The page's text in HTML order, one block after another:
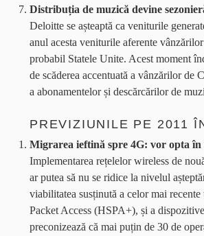
Distribuția de muzică devine
Deloitte se așteaptă ca veniturile
anul acesta veniturile aferente
probabil Statele Unite. Acest moment
de scăderea accentuată a vânzărilor de
a abonamentelor și descărcărilor de
PREVIZIUNILE PE 2011
Migrarea ieftină spre 4G: vor opta
Implementarea rețelelor wireless de
ar putea să nu se ridice la nivelul
viabilitatea susținută a celor mai
Packet Access (HSPA+), și a
preconizează că mai puțin de 30 de